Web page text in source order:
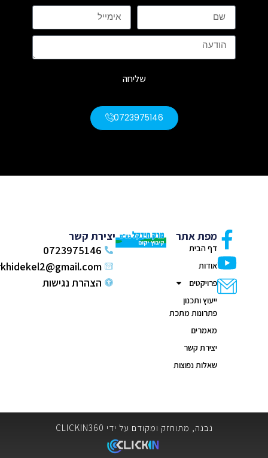
שליחה
0723975146
מפת אתר
דף הבית
אודות
פרויקטים
ייעוץ ותכנון
פתרונות מתכת
מאמרים
יצירת קשר
שאלות נפוצות
יצירת קשר
0723975146
markhidekel2@gmail.com
הצהרת נגישות
נבנה, מתוחזק ומקודם על ידי CLICKIN360